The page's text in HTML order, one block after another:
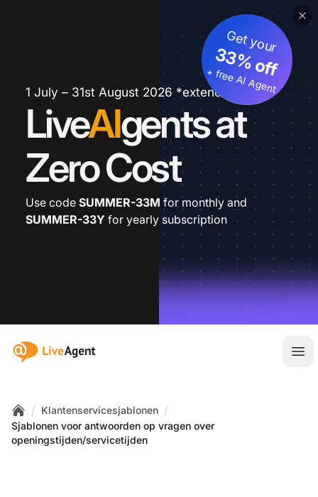
1 July – 31st August 2026 *extended
LiveAIgents at
Zero Cost
Get your
33% off
+ free AI Agent
Use code SUMMER-33M for monthly and
SUMMER-33Y for yearly subscription
:site.title
Home
/ Klantenservicesjablonen /
Sjablonen voor antwoorden op vragen over
openingstijden/servicetijden